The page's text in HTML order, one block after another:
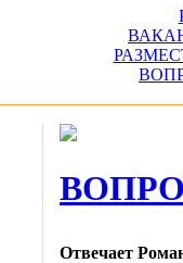
Отвечает